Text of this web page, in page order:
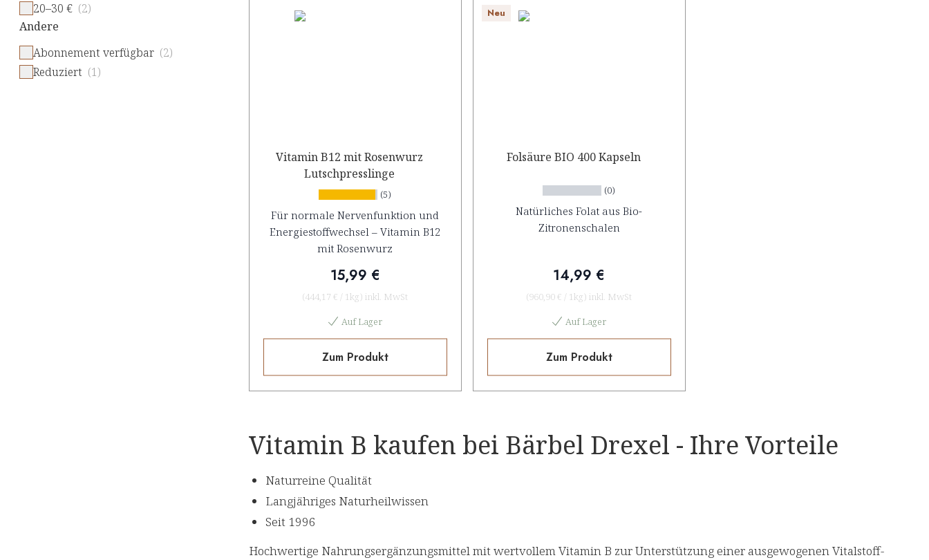
20–30 € (2)
Andere
Abonnement verfügbar (2)
Reduziert (1)
Vitamin B12 mit Rosenwurz
Lutschpresslinge
(5)
Für normale Nervenfunktion und
Energiestoffwechsel – Vitamin B12
mit Rosenwurz
15,99 €
(444,17 € / 1kg) inkl. MwSt
Auf Lager
Zum Produkt
Neu
Folsäure BIO 400 Kapseln
(0)
Natürliches Folat aus Bio-
Zitronenschalen
14,99 €
(960,90 € / 1kg) inkl. MwSt
Auf Lager
Zum Produkt
Vitamin B kaufen bei Bärbel Drexel - Ihre Vorteile
Naturreine Qualität
Langjähriges Naturheilwissen
Seit 1996
Hochwertige Nahrungsergänzungsmittel mit wertvollem Vitamin B zur Unterstützung einer ausgewogenen Vitalstoff-